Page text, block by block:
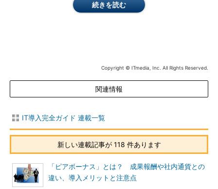
続きを読む
Copyright © ITmedia, Inc. All Rights Reserved.
関連情報
IT導入完全ガイド 連載一覧
新しい連載記事が 118 件あります
「ピアボーナス」とは？ 成果報酬や社内通貨との
違い、導入メリットと注意点